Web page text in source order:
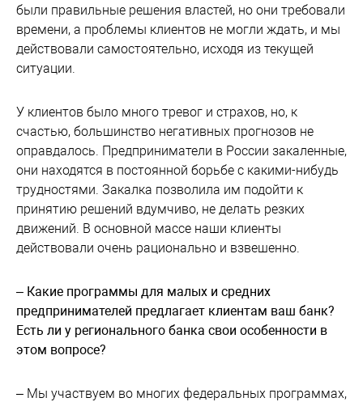
были правильные решения властей, но они требовали
времени, а проблемы клиентов не могли ждать, и мы
действовали самостоятельно, исходя из текущей
ситуации.
У клиентов было много тревог и страхов, но, к
счастью, большинство негативных прогнозов не
оправдалось. Предприниматели в России закаленные,
они находятся в постоянной борьбе с какими-нибудь
трудностями. Закалка позволила им подойти к
принятию решений вдумчиво, не делать резких
движений. В основной массе наши клиенты
действовали очень рационально и взвешенно.
– Какие программы для малых и средних
предпринимателей предлагает клиентам ваш банк?
Есть ли у регионального банка свои особенности в
этом вопросе?
– Мы участвуем во многих федеральных программах,